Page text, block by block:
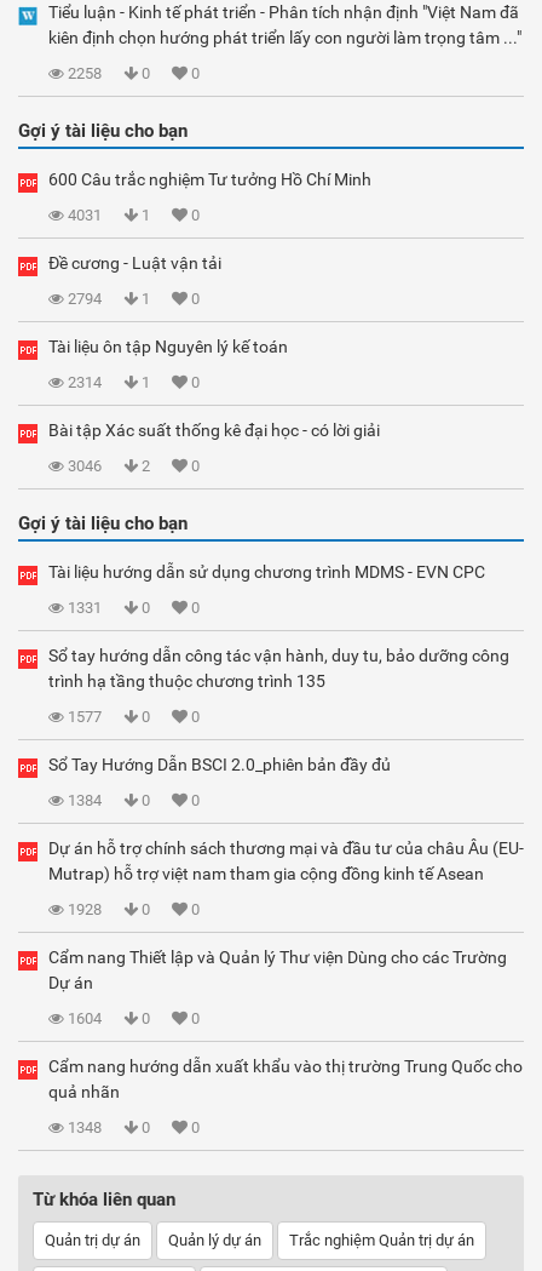
Tiểu luận - Kinh tế phát triển - Phân tích nhận định "Việt Nam đã
kiên định chọn hướng phát triển lấy con người làm trọng tâm ..."
2258 0 0
Gợi ý tài liệu cho bạn
600 Câu trắc nghiệm Tư tưởng Hồ Chí Minh
4031 1 0
Đề cương - Luật vận tải
2794 1 0
Tài liệu ôn tập Nguyên lý kế toán
2314 1 0
Bài tập Xác suất thống kê đại học - có lời giải
3046 2 0
Gợi ý tài liệu cho bạn
Tài liệu hướng dẫn sử dụng chương trình MDMS - EVN CPC
1331 0 0
Sổ tay hướng dẫn công tác vận hành, duy tu, bảo dưỡng công
trình hạ tầng thuộc chương trình 135
1577 0 0
Sổ Tay Hướng Dẫn BSCI 2.0_phiên bản đầy đủ
1384 0 0
Dự án hỗ trợ chính sách thương mại và đầu tư của châu Âu (EU-
Mutrap) hỗ trợ việt nam tham gia cộng đồng kinh tế Asean
1928 0 0
Cẩm nang Thiết lập và Quản lý Thư viện Dùng cho các Trường
Dự án
1604 0 0
Cẩm nang hướng dẫn xuất khẩu vào thị trường Trung Quốc cho
quả nhãn
1348 0 0
Từ khóa liên quan
Quản trị dự án Quản lý dự án Trắc nghiệm Quản trị dự án